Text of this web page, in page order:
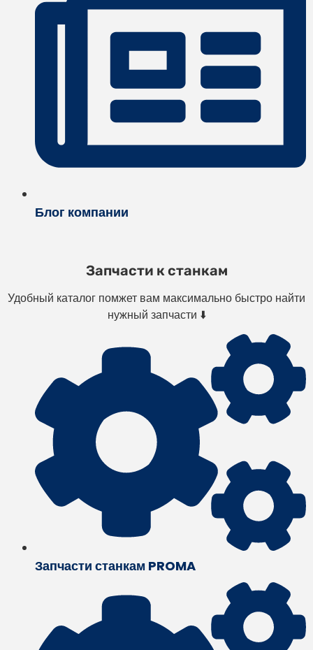
Блог компании
Запчасти к станкам
Удобный каталог помжет вам максимально быстро найти
нужный запчасти ⬇️
Запчасти станкам PROMA